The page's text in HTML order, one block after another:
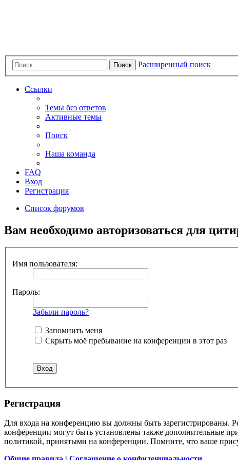
Поиск Расширенный поиск
Ссылки
Темы без ответов
Активные темы
Поиск
Наша команда
FAQ
Вход
Регистрация
Список форумов
Вам необходимо авторизоваться для
Имя пользователя:
Пароль:
Забыли пароль?
Запомнить меня
Скрыть моё пребывание на конференции в этот раз
Регистрация
Для входа на конференцию вы должны быть зарегистрированы.
конференции могут быть установлены также дополнительные
политикой, принятыми на конференции. Помните, что ваше